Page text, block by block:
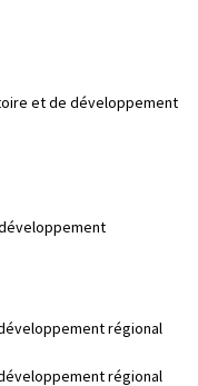
et de développement
régional
régional